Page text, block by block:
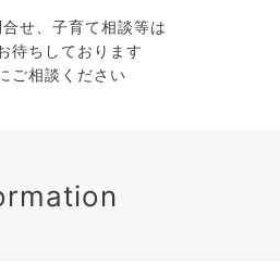
せ、子育て相談等は
待ちしております
ご相談ください